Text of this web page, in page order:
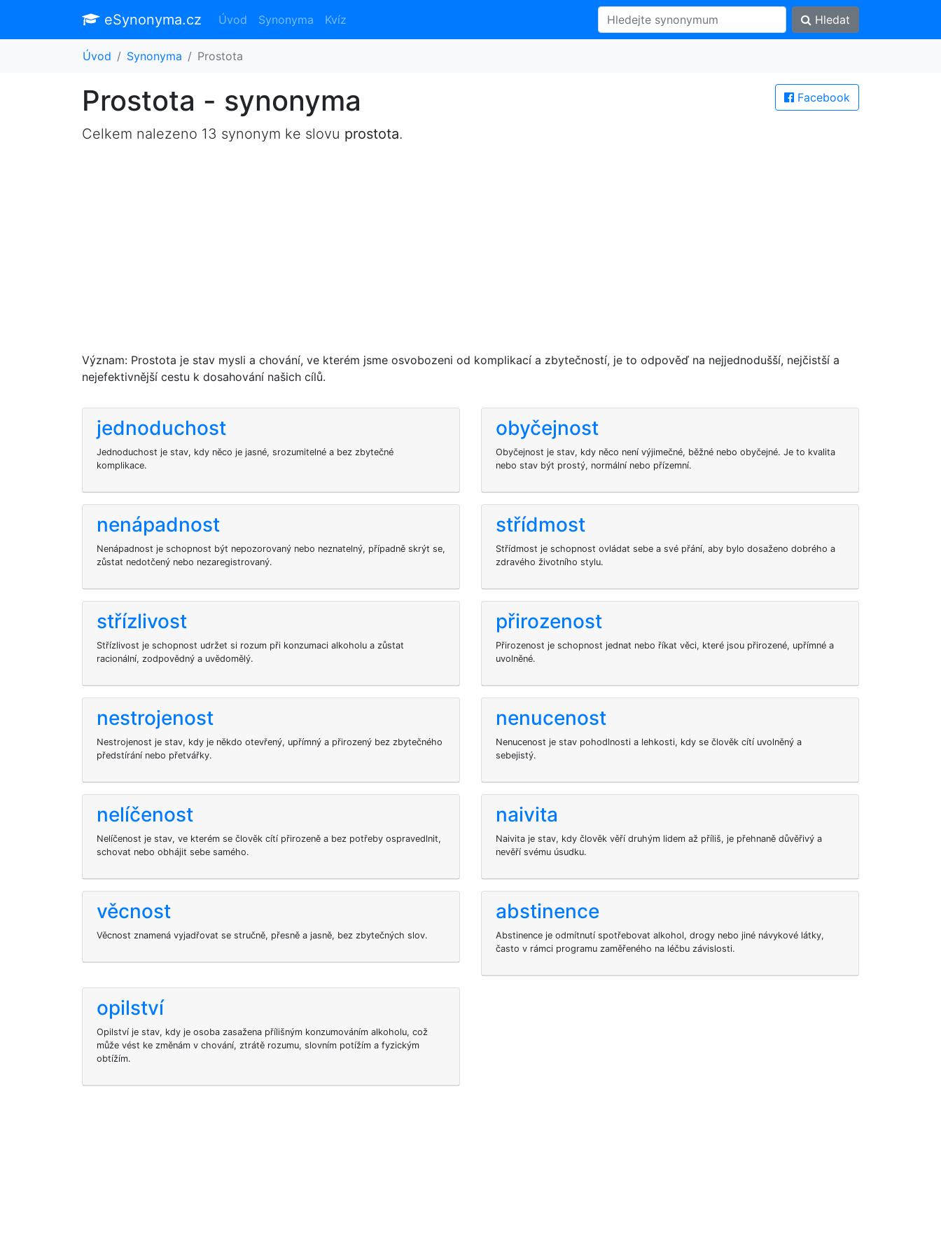
eSynonyma.cz Úvod Synonyma Kvíz Hledat
Úvod Synonyma Prostota
Facebook
Prostota - synonyma
Celkem nalezeno 13 synonym ke slovu prostota.
Význam: Prostota je stav mysli a chování, ve kterém jsme osvobozeni od komplikací a zbytečností, je to odpověď na nejjednodušší, nejčistší a
nejefektivnější cestu k dosahování našich cílů.
jednoduchost
Jednoduchost je stav, kdy něco je jasné, srozumitelné a bez zbytečné
komplikace.
obyčejnost
Obyčejnost je stav, kdy něco není výjimečné, běžné nebo obyčejné. Je to kvalita
nebo stav být prostý, normální nebo přízemní.
nenápadnost
Nenápadnost je schopnost být nepozorovaný nebo neznatelný, případně skrýt se,
zůstat nedotčený nebo nezaregistrovaný.
střídmost
Střídmost je schopnost ovládat sebe a své přání, aby bylo dosaženo dobrého a
zdravého životního stylu.
střízlivost
Střízlivost je schopnost udržet si rozum při konzumaci alkoholu a zůstat
racionální, zodpovědný a uvědomělý.
přirozenost
Přirozenost je schopnost jednat nebo říkat věci, které jsou přirozené, upřímné a
uvolněné.
nestrojenost
Nestrojenost je stav, kdy je někdo otevřený, upřímný a přirozený bez zbytečného
předstírání nebo přetvářky.
nenucenost
Nenucenost je stav pohodlnosti a lehkosti, kdy se člověk cítí uvolněný a
sebejistý.
nelíčenost
Nelíčenost je stav, ve kterém se člověk cítí přirozeně a bez potřeby ospravedlnit,
schovat nebo obhájit sebe samého.
naivita
Naivita je stav, kdy člověk věří druhým lidem až příliš, je přehnaně důvěřivý a
nevěří svému úsudku.
věcnost
Věcnost znamená vyjadřovat se stručně, přesně a jasně, bez zbytečných slov.
abstinence
Abstinence je odmítnutí spotřebovat alkohol, drogy nebo jiné návykové látky,
často v rámci programu zaměřeného na léčbu závislosti.
opilství
Opilství je stav, kdy je osoba zasažena přílišným konzumováním alkoholu, což
může vést ke změnám v chování, ztrátě rozumu, slovním potížím a fyzickým
obtížím.